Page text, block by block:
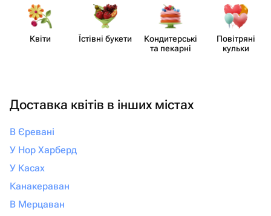
Квіти Їстівні букети
Кондит​ерські
та пекарні
Повітряні
кульки
Доставка квітів в інших містах
В Єревані
У Нор Харберд
У Касах
Канакераван
В Мерцаван